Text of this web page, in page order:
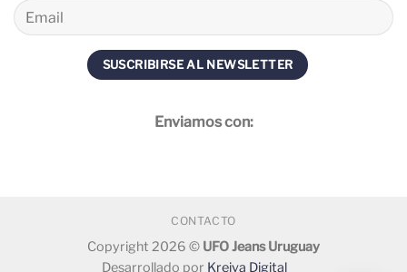
Enviamos con:
CONTACTO
Copyright 2026 © UFO Jeans Uruguay
Desarrollado por Kreiva Digital